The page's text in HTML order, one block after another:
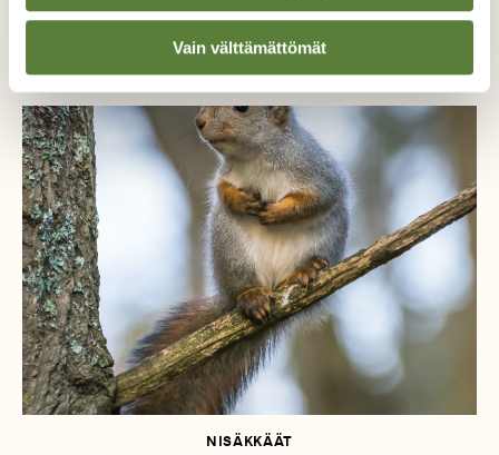
Vain välttämättömät
NISÄKKÄÄT
Miten käy metsäoravan?
NISÄKKÄÄT